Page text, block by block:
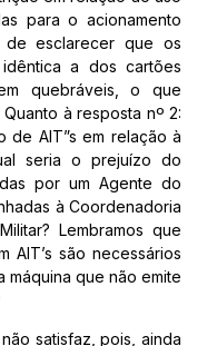
para o acionamento
de esclarecer que os
idêntica a dos cartões
quebráveis, o que
à resposta nº 2:
de AIT”s em relação à
seria o prejuízo do
por um Agente do
à Coordenadoria
Lembramos que
AIT’s são necessários
máquina que não emite
satisfaz, pois, ainda